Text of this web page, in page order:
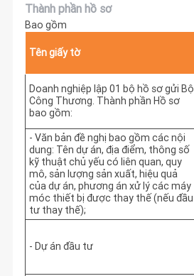
Thành phần hồ sơ
Bao gồm
Tên giấy tờ
Doanh nghiệp lập 01 bộ hồ sơ gửi Bộ
Công Thương. Thành phần Hồ sơ
bao gồm:
- Văn bản đề nghị bao gồm các nội
dung: Tên dự án, địa điểm, thông số
kỹ thuật chủ yếu có liên quan, quy
mô, sản lượng sản xuất, hiệu quả
của dự án, phương án xử lý các máy
móc thiết bị được thay thế (nếu đầu
tư thay thế);
- Dự án đầu tư